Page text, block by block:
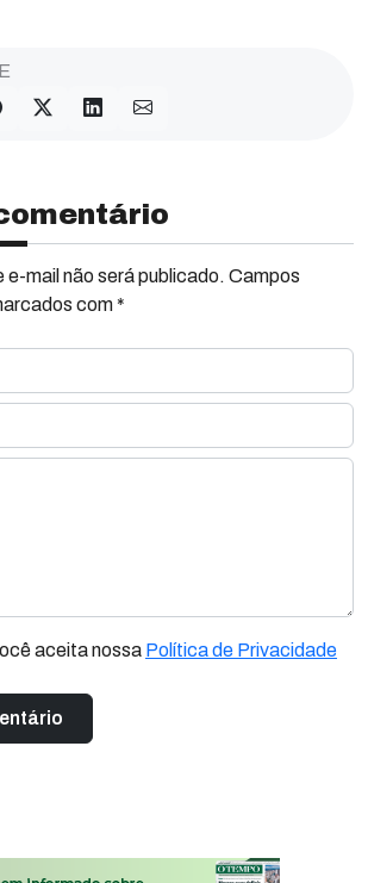
e-mail não será publicado. Campos
com *
aceita nossa Política de Privacidade